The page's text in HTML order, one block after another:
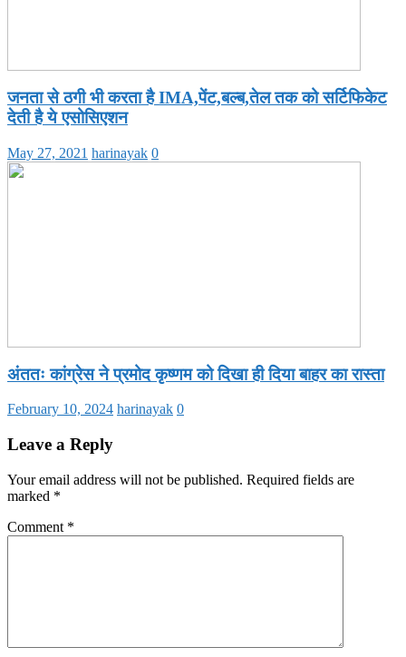
जनता से ठगी भी करता है IMA,पेंट,बल्ब,तेल तक को सर्टिफिकेट
देती है ये एसोसिएशन
May 27, 2021 harinayak 0
अंततः कांग्रेस ने प्रमोद कृष्णम को दिखा ही दिया बाहर का रास्ता
February 10, 2024 harinayak 0
Leave a Reply
Your email address will not be published. Required fields are
marked *
Comment *